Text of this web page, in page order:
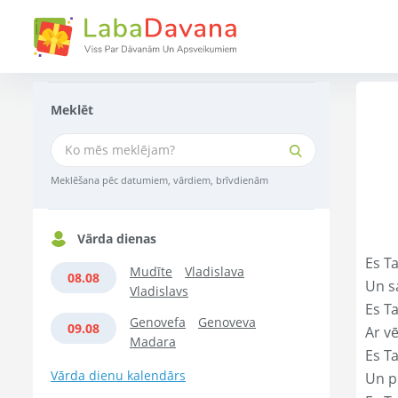
Meklēt
Meklēšana pēc datumiem, vārdiem, brīvdienām
Vārda dienas
08.08 Mudīte
Vladislava
Vladislavs
09.08 Genovefa
Genoveva
Madara
Vārda dienu kalendārs
Es
Un
Es
Ar
Es
Un